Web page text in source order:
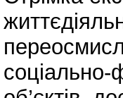
соціально-